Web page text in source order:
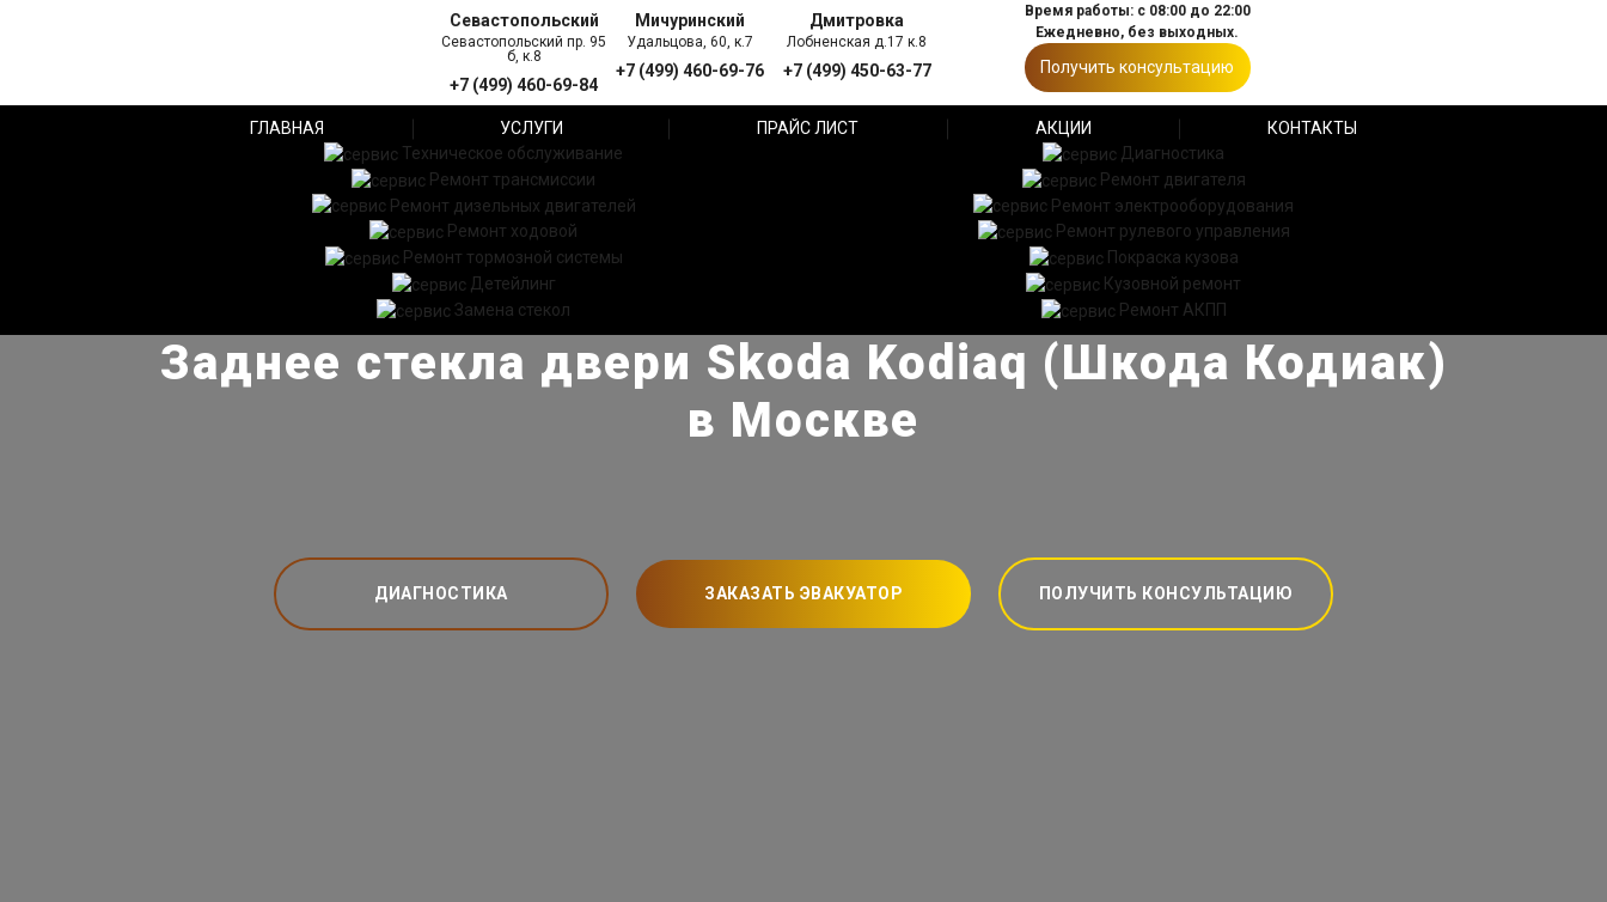
Севастопольский
Севастопольский пр. 95
б, к.8
+7 (499) 460-69-84
Мичуринский
Удальцова, 60, к.7
+7 (499) 460-69-76
Дмитровка
Лобненская д.17 к.8
+7 (499) 450-63-77
Время работы: с 08:00 до 22:00
Ежедневно, без выходных.
Получить консультацию
ГЛАВНАЯ УСЛУГИ ПРАЙС ЛИСТ АКЦИИ
КОНТАКТЫ
Техническое обслуживание
Диагностика
Ремонт трансмиссии
Ремонт двигателя
Ремонт дизельных двигателей
Ремонт электрооборудования
Ремонт ходовой
Ремонт рулевого управления
Ремонт тормозной системы
Покраска кузова
Детейлинг
Кузовной ремонт
Замена стекол
Ремонт АКПП
Заднее стекла двери Skoda Kodiaq (Шкода Кодиак)
в Москве
ДИАГНОСТИКА ЗАКАЗАТЬ ЭВАКУАТОР ПОЛУЧИТЬ КОНСУЛЬТАЦИЮ